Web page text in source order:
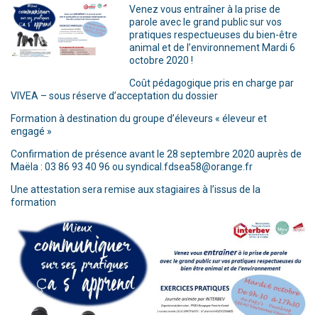
Venez vous entraîner à la prise de
parole avec le grand public sur vos
pratiques respectueuses du bien-être
animal et de l’environnement Mardi 6
octobre 2020 !
Coût pédagogique pris en charge par
VIVEA – sous réserve d’acceptation du dossier
Formation à destination du groupe d’éleveurs « éleveur et
engagé »
Confirmation de présence avant le 28 septembre 2020 auprès de
Maëla : 03 86 93 40 96 ou syndical.fdsea58@orange.fr
Une attestation sera remise aux stagiaires à l’issus de la
formation